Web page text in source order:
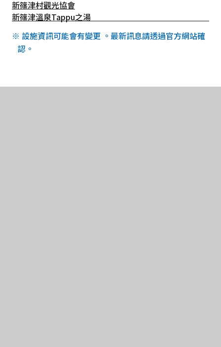
新篠津村觀光協會
新篠津溫泉Tappu之湯
※ 設施資訊可能會有變更 。最新訊息請透過官方網站確
認。